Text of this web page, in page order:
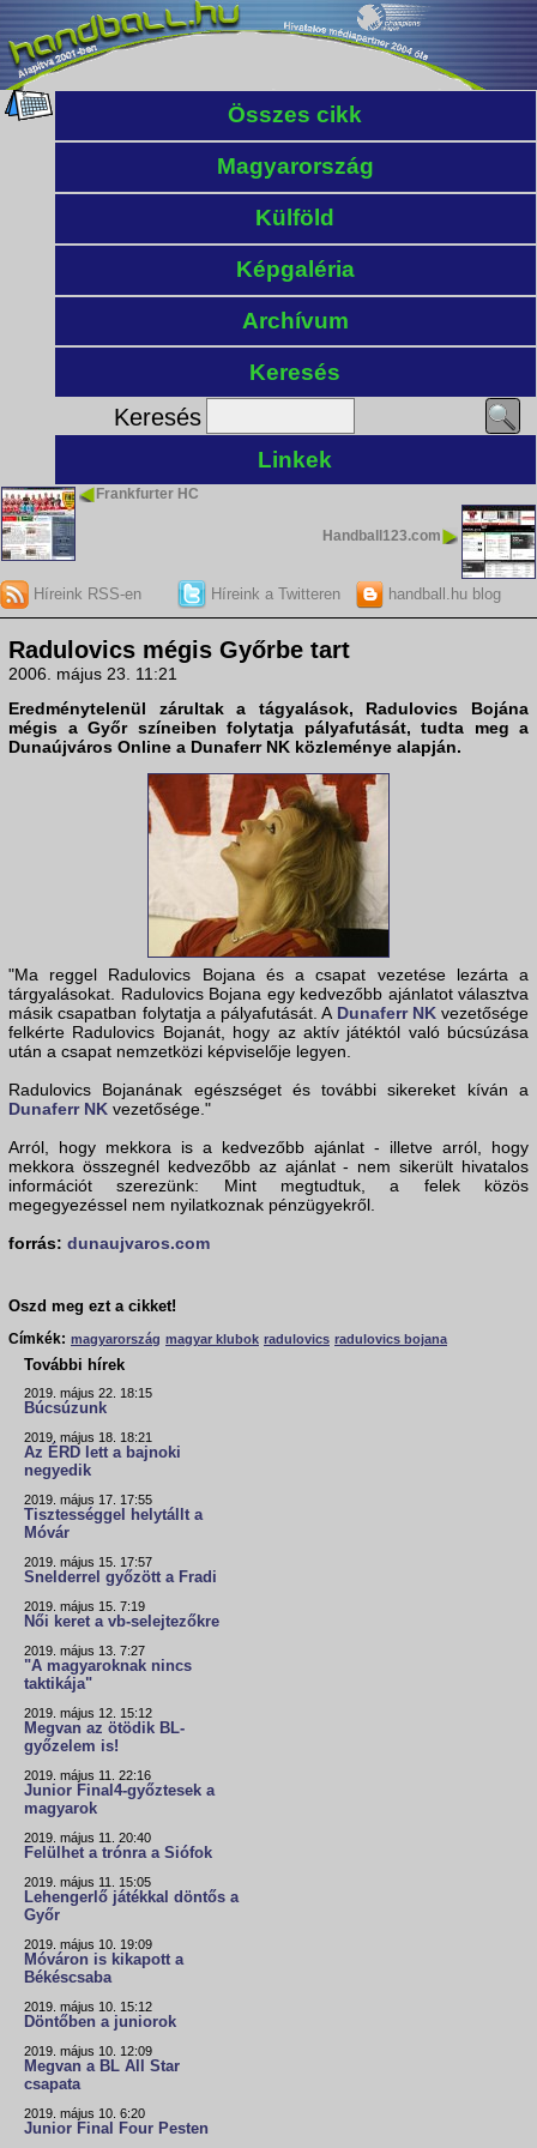
Összes cikk
Magyarország
Külföld
Képgaléria
Archívum
Keresés
Keresés
Linkek
Frankfurter HC
Handball123.com
Híreink RSS-en Híreink a Twitteren handball.hu blog
Radulovics mégis Győrbe tart
2006. május 23. 11:21
Eredménytelenül zárultak a tágyalások, Radulovics Bojána
mégis a Győrszíneiben folytatja pályafutását, tudta meg a
Dunaújváros Online a Dunaferr NK közleménye alapján.
"Ma reggel Radulovics Bojana és a csapat vezetése lezárta a
tárgyalásokat. Radulovics Bojana egy kedvezőbb ajánlatot választva
másik csapatban folytatja a pályafutását. A Dunaferr NKvezetősége
felkérte Radulovics Bojanát, hogy az aktív játéktól való búcsúzása
után a csapat nemzetközi képviselője legyen.
Radulovics Bojanának egészséget és további sikereket kíván a
Dunaferr NK vezetősége."
Arról, hogy mekkora is a kedvezőbb ajánlat - illetve arról, hogy
mekkora összegnél kedvezőbb az ajánlat - nem sikerült hivatalos
információt szerezünk: Mint megtudtuk, a felek közös
megegyezéssel nem nyilatkoznak pénzügyekről.
forrás: dunaujvaros.com
Oszd meg ezt a cikket!
Címkék: magyarország magyar klubok radulovics radulovics bojana
További hírek
2019. május 22. 18:15
Búcsúzunk
2019. május 18. 18:21
Az ÉRD lett a bajnoki
negyedik
2019. május 17. 17:55
Tisztességgel helytállt a
Móvár
2019. május 15. 17:57
Snelderrel győzött a Fradi
2019. május 15. 7:19
Női keret a vb-selejtezőkre
2019. május 13. 7:27
"A magyaroknak nincs
taktikája"
2019. május 12. 15:12
Megvan az ötödik BL-
győzelem is!
2019. május 11. 22:16
Junior Final4-győztesek a
magyarok
2019. május 11. 20:40
Felülhet a trónra a Siófok
2019. május 11. 15:05
Lehengerlő játékkal döntős a
Győr
2019. május 10. 19:09
Móváron is kikapott a
Békéscsaba
2019. május 10. 15:12
Döntőben a juniorok
2019. május 10. 12:09
Megvan a BL All Star
csapata
2019. május 10. 6:20
Junior Final Four Pesten